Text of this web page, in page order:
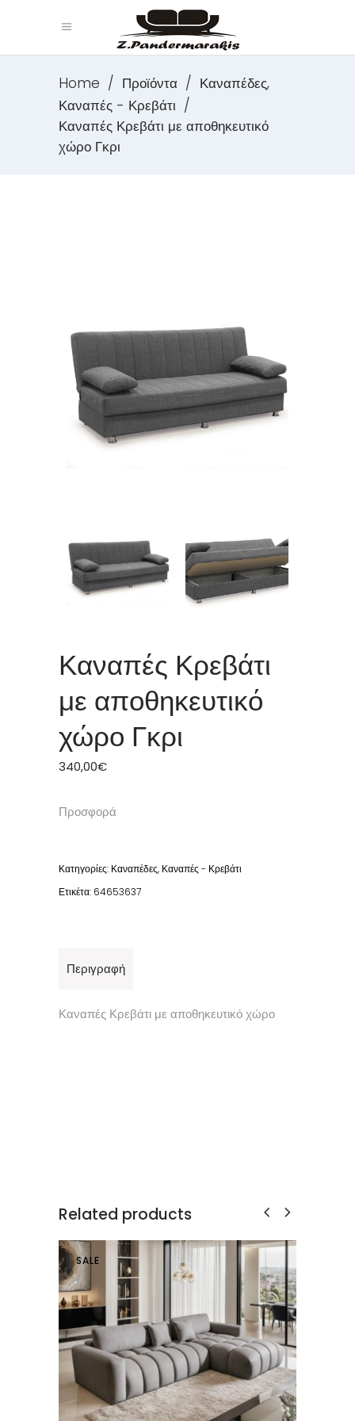
Home / Προϊόντα / Καναπέδες,
Καναπές - Κρεβάτι /
Καναπές Κρεβάτι με αποθηκευτικό
χώρο Γκρι
Καναπές Κρεβάτι
με αποθηκευτικό
χώρο Γκρι
340,00€
Προσφορά
Κατηγορίες: Καναπέδες, Καναπές - Κρεβάτι
Ετικέτα: 64653637
Περιγραφή
Καναπές Κρεβάτι με αποθηκευτικό χώρο
Related products
SALE